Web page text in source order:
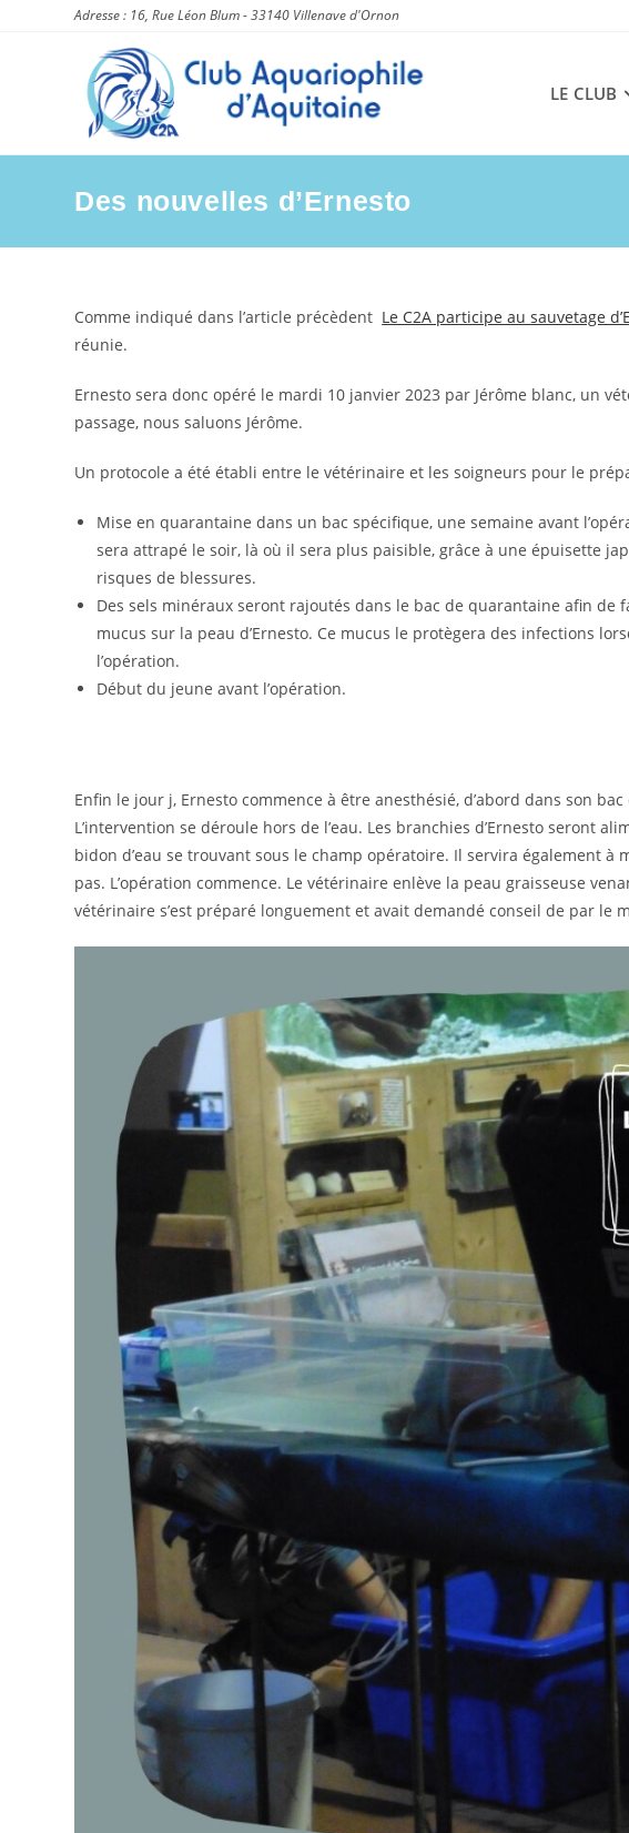
Adresse : 16, Rue Léon Blum - 33140 Villenave d'Ornon
LE CLUB
Des nouvelles d’Ernesto
Comme indiqué dans l’article précèdent Le C2A participe au sauvetage
réunie.
Ernesto sera donc opéré le mardi 10 janvier 2023 par Jérôme blanc, un
passage, nous saluons Jérôme.
Un protocole a été établi entre le vétérinaire et les soigneurs pour le
Mise en quarantaine dans un bac spécifique, une semaine avant
sera attrapé le soir, là où il sera plus paisible, grâce à une épuisette
risques de blessures.
Des sels minéraux seront rajoutés dans le bac de quarantaine afin de
mucus sur la peau d’Ernesto. Ce mucus le protègera des infections
l’opération.
Début du jeune avant l’opération.
Enfin le jour j, Ernesto commence à être anesthésié, d’abord dans son
L’intervention se déroule hors de l’eau. Les branchies d’Ernesto seront
bidon d’eau se trouvant sous le champ opératoire. Il servira également à
pas. L’opération commence. Le vétérinaire enlève la peau graisseuse
vétérinaire s’est préparé longuement et avait demandé conseil de par le